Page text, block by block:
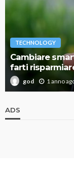
TECHNOLOGY
Cambiare
farti
god 1 anno
ADS